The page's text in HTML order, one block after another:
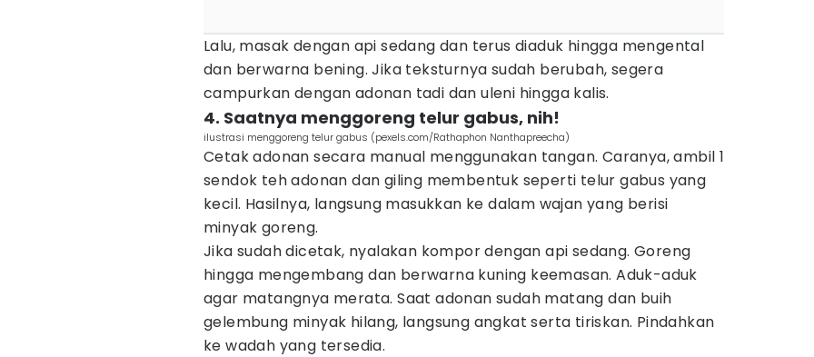
Lalu, masak dengan api sedang dan terus diaduk hingga mengental
dan berwarna bening. Jika teksturnya sudah berubah, segera
campurkan dengan adonan tadi dan uleni hingga kalis.
4. Saatnya menggoreng telur gabus, nih!
ilustrasi menggoreng telur gabus (pexels.com/Rathaphon Nanthapreecha)
Cetak adonan secara manual menggunakan tangan. Caranya, ambil 1
sendok teh adonan dan giling membentuk seperti telur gabus yang
kecil. Hasilnya, langsung masukkan ke dalam wajan yang berisi
minyak goreng.
Jika sudah dicetak, nyalakan kompor dengan api sedang. Goreng
hingga mengembang dan berwarna kuning keemasan. Aduk-aduk
agar matangnya merata. Saat adonan sudah matang dan buih
gelembung minyak hilang, langsung angkat serta tiriskan. Pindahkan
ke wadah yang tersedia.